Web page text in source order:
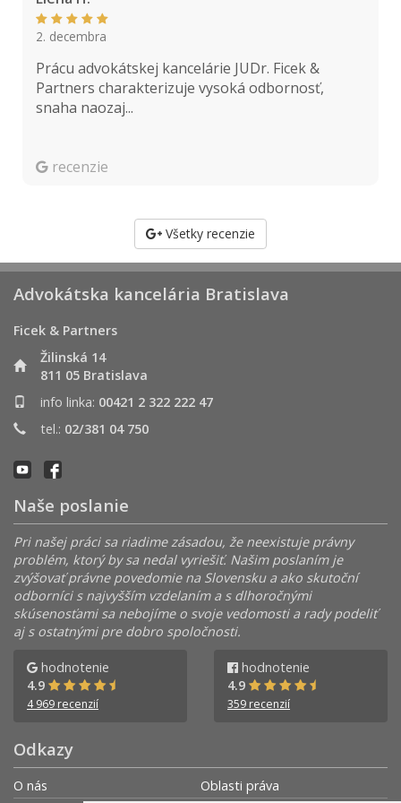
2. decembra
Prácu advokátskej kancelárie JUDr. Ficek &
Partners charakterizuje vysoká odbornosť,
snaha naozaj...
recenzie
Všetky recenzie
Advokátska kancelária Bratislava
Ficek & Partners
Žilinská 14
811 05 Bratislava
info linka: 00421 2 322 222 47
tel.: 02/381 04 750
Naše poslanie
Pri našej práci sa riadime zásadou, že neexistuje právny
problém, ktorý by sa nedal vyriešiť. Našim poslaním je
zvýšovať právne povedomie na Slovensku a ako skutoční
odborníci s najvyšším vzdelaním a s dlhoročnými
skúsenosťami sa nebojíme o svoje vedomosti a rady podeliť
aj s ostatnými pre dobro spoločnosti.
hodnotenie
4.9
4 969 recenzií
hodnotenie
4.9
359 recenzií
Odkazy
O nás
Oblasti práva